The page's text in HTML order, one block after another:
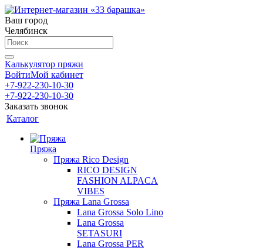
Ваш город
Челябинск
Калькулятор пряжи
ВойтиМой кабинет
+7-922-230-10-30
+7-922-230-10-30
Заказать звонок
Каталог
Пряжа
Пряжа Rico Design
RICO DESIGN
FASHION ALPACA
VIBES
Пряжа Lana Grossa
Lana Grossa Solo Lino
Lana Grossa
SETASURI
Lana Grossa PER